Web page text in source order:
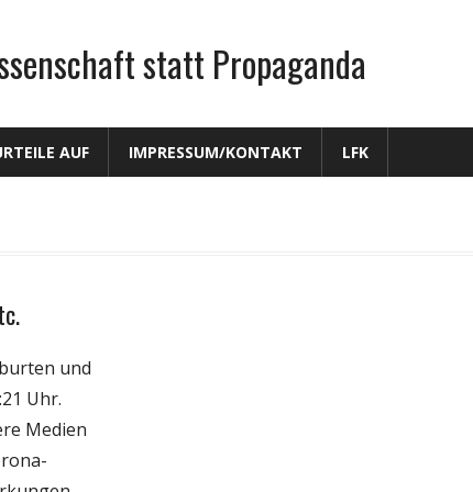
statt Propaganda
AUF IMPRESSUM/KONTAKT LFK
und
Uhr.
Medien